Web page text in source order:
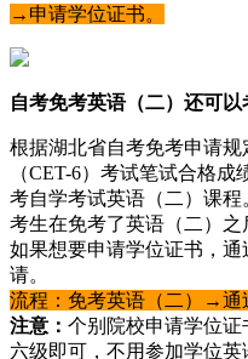
→申请学位证书。
自考免考英语（二） 还可以
根据湖北省自考免考申请
（CET-6）考试笔试合格
考自学考试英语（二）课程
考生在免考了英语（二）之
如果想要申请学位证书，
请。
流程：免考英语（二）→通
注意： 个别院校申请学位证
六级即可，不用参加学位